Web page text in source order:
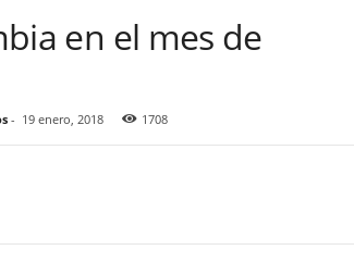
en el mes de
- 19 enero, 2018 1708